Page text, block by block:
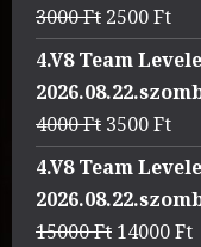
3000Ft Original
price
was:
3000 Ft.
2500Ft
4.V8 Team
4000Ft Original
price
was:
4000 Ft.
3500Ft
4.V8 Team
15000Ft Original
14000Ft